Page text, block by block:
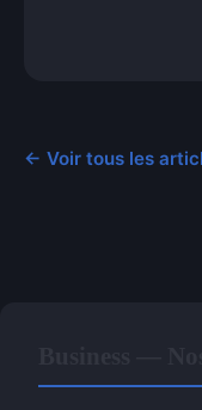
← Voir tous les